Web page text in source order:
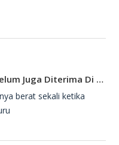
Surat Singkat Untukmu Yang Belum Juga Diterima Di Perguruan Tinggi
berat sekali ketika